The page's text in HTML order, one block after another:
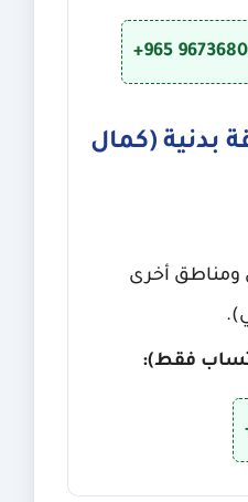
+965
بدنية (كمال
ومناطق أخرى
فقط):